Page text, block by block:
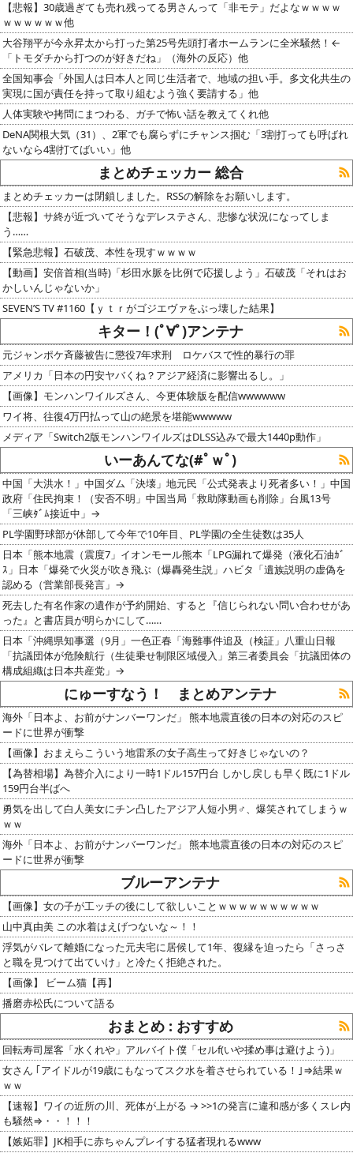
【悲報】30歳過ぎても売れ残ってる男さんって「非モテ」だよなｗｗｗｗ
ｗｗｗｗｗｗ他
大谷翔平が今永昇太から打った第25号先頭打者ホームランに全米騒然！←
「トモダチから打つのが好きだね」（海外の反応）他
全国知事会「外国人は日本人と同じ生活者で、地域の担い手。多文化共生の
実現に国が責任を持って取り組むよう強く要請する」他
人体実験や拷問にまつわる、ガチで怖い話を教えてくれ他
DeNA関根大気（31）、2軍でも腐らずにチャンス掴む「3割打っても呼ばれ
ないなら4割打てばいい」他
まとめチェッカー 総合
まとめチェッカーは閉鎖しました。RSSの解除をお願いします。
【悲報】サ終が近づいてそうなデレステさん、悲惨な状況になってしま
う……
【緊急悲報】石破茂、本性を現すｗｗｗｗ
【動画】安倍首相(当時)「杉田水脈を比例で応援しよう」石破茂「それはお
かしいんじゃないか」
SEVEN’S TV #1160【ｙｔｒがゴジエヴァをぶっ壊した結果】
キター！(ﾟ∀ﾟ)アンテナ
元ジャンポケ斉藤被告に懲役7年求刑 ロケバスで性的暴行の罪
アメリカ「日本の円安ヤバくね？アジア経済に影響出るし。」
【画像】モンハンワイルズさん、今更体験版を配信wwwwww
ワイ将、往復4万円払って山の絶景を堪能wwwww
メディア「Switch2版モンハンワイルズはDLSS込みで最大1440p動作」
いーあんてな(#ﾟｗﾟ)
中国「大洪水！」中国ダム「決壊」地元民「公式発表より死者多い！」中国
政府「住民拘束！（安否不明」中国当局「救助隊動画も削除」台風13号
「三峡ﾀﾞﾑ接近中」→
PL学園野球部が休部して今年で10年目、PL学園の全生徒数は35人
日本「熊本地震（震度7」イオンモール熊本「LPG漏れて爆発（液化石油ｶﾞ
ｽ」日本「爆発で火災が吹き飛ぶ（爆轟発生説」ハビタ「遺族説明の虚偽を
認める（営業部長発言」→
死去した有名作家の遺作が予約開始、すると『信じられない問い合わせがあ
った』と書店員が明らかにして……
日本「沖縄県知事選（9月」一色正春「海難事件追及（検証」八重山日報
「抗議団体が危険航行（生徒乗せ制限区域侵入」第三者委員会「抗議団体の
構成組織は日本共産党」→
にゅーすなう！ まとめアンテナ
海外「日本よ、お前がナンバーワンだ」 熊本地震直後の日本の対応のスピ
ードに世界が衝撃
【画像】おまえらこういう地雷系の女子高生って好きじゃないの？
【為替相場】為替介入により一時1ドル157円台 しかし戻しも早く既に1ドル
159円台半ばへ
勇気を出して白人美女にチン凸したアジア人短小男♂、爆笑されてしまうｗ
ｗｗ
海外「日本よ、お前がナンバーワンだ」 熊本地震直後の日本の対応のスピ
ードに世界が衝撃
ブルーアンテナ
【画像】女の子が工ッチの後にして欲しいことｗｗｗｗｗｗｗｗｗｗ
山中真由美 この水着はえげつないな～！！
浮気がバレて離婚になった元夫宅に居候して1年、復縁を迫ったら「さっさ
と職を見つけて出ていけ」と冷たく拒絶された。
【画像】 ビーム猫【再】
播磨赤松氏について語る
おまとめ : おすすめ
回転寿司屋客「水くれや」アルバイト僕「セルf(いや揉め事は避けよう)」
女さん ｢アイドルが19歳にもなってスク水を着させられている！｣⇒結果ｗ
ｗｗ
【速報】ワイの近所の川、死体が上がる → >>1の発言に違和感が多くスレ内
も騒然⇒・・！！！
【嫉妬罪】JK相手に赤ちゃんプレイする猛者現れるwww